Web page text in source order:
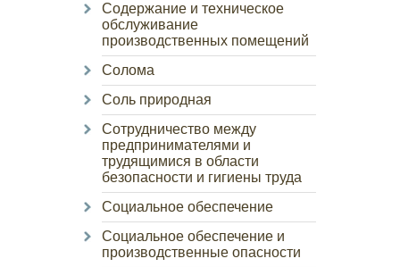
Содержание и техническое
обслуживание
производственных помещений
Солома
Соль природная
Сотрудничество между
предпринимателями и
трудящимися в области
безопасности и гигиены труда
Социальное обеспечение
Социальное обеспечение и
производственные опасности